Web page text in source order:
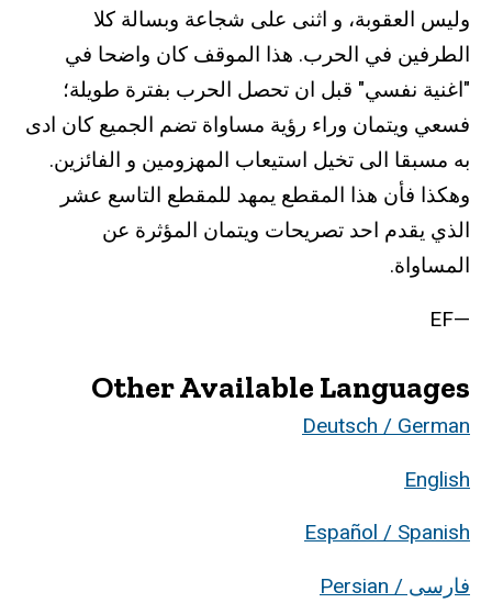
وليس العقوبة، و اثنى على شجاعة وبسالة كلا
الطرفين في الحرب. هذا الموقف كان واضحا في
"اغنية نفسي" قبل ان تحصل الحرب بفترة طويلة؛
فسعي ويتمان وراء رؤية مساواة تضم الجميع كان ادى
به مسبقا الى تخيل استيعاب المهزومين و الفائزين.
وهكذا فأن هذا المقطع يمهد للمقطع التاسع عشر
الذي يقدم احد تصريحات ويتمان المؤثرة عن
المساواة.
—EF
Other Available Languages
Deutsch / German
English
Español / Spanish
فارسی / Persian